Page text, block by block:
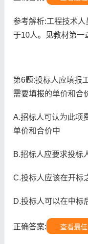
参考解析:工程技术
于10人。见教材第一
第6题:投标人应填报
需要填报的单价和合
A.招标人可认为此项
单价和合价中
B.招标人应要求投标
C.投标人应该在开标
D.投标人可以在中标
正确答案: 查看最